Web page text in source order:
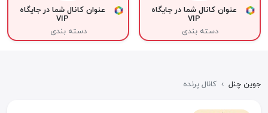
عنوان کانال شما در جایگاه
VIP
دسته بندی
عنوان کانال شما در جایگاه
VIP
دسته بندی
جوین چنل › کانال پرنده